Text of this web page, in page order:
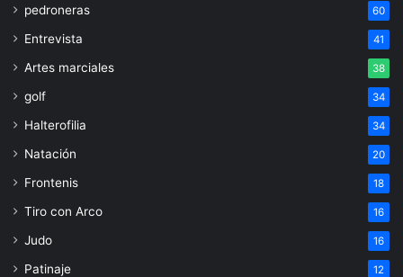
pedroneras 60
Entrevista 41
Artes marciales 38
golf 34
Halterofilia 34
Natación 20
Frontenis 18
Tiro con Arco 16
Judo 16
Patinaje 12